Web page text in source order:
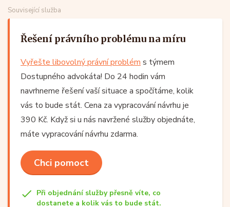
Související služba
Řešení právního problému na míru
Vyřešte libovolný právní problém s týmem
Dostupného advokáta! Do 24 hodin vám
navrhneme řešení vaší situace a spočítáme, kolik
vás to bude stát. Cena za vypracování návrhu je
390 Kč. Když si u nás navržené služby objednáte,
máte vypracování návrhu zdarma.
Chci pomoct
Při objednání služby přesně víte, co
dostanete a kolik vás to bude stát.